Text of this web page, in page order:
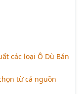
các loại Ô Dù Bán
từ cả nguồn